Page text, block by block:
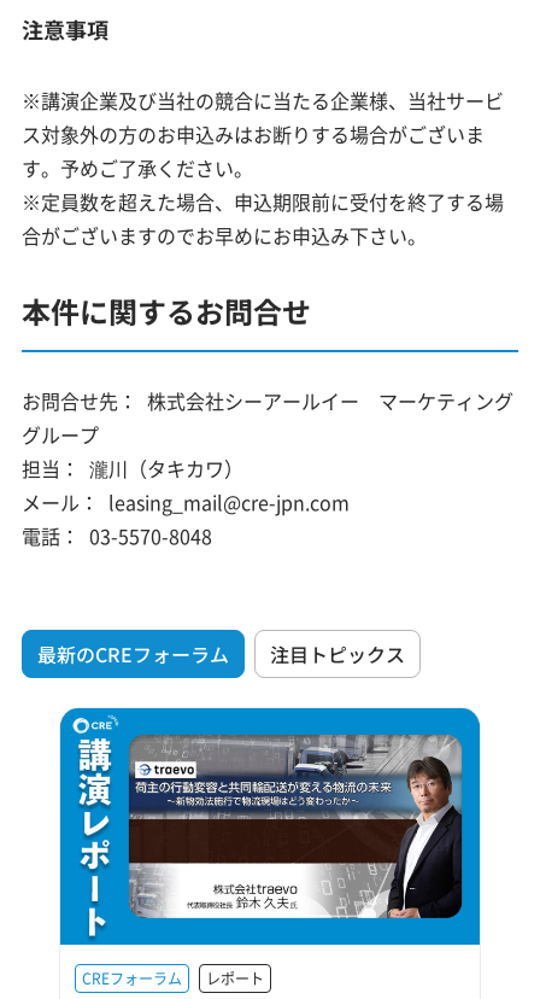
注意事項
※講演企業及び当社の競合に当たる企業様、当社サービ
ス対象外の方のお申込みはお断りする場合がございま
す。予めご了承ください。
※定員数を超えた場合、申込期限前に受付を終了する場
合がございますのでお早めにお申込み下さい。
本件に関するお問合せ
お問合せ先：
株式会社シーアールイー マーケティング
グループ
担当：
瀧川（タキカワ）
メール：
leasing_mail@cre-jpn.com
電話：
03-5570-8048
最新のCREフォーラム 注目トピックス
CREフォーラム レポート